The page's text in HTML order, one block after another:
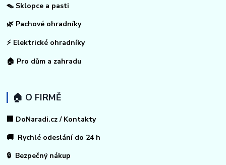
🪤 Sklopce a pasti
🌿 Pachové ohradníky
⚡ Elektrické ohradníky
🏠 Pro dům a zahradu
🏠 O FIRMĚ
🏢 DoNaradi.cz / Kontakty
🚚 Rychlé odeslání do 24 h
🔒 Bezpečný nákup